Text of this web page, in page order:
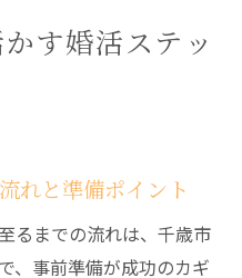
す婚活ステッ
れと準備ポイント
るまでの流れは、千歳市
、事前準備が成功のカギ